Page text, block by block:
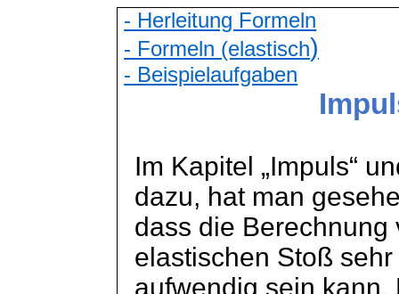
- Herleitung Formeln
- Formeln (elastisch)
- Beispielaufgaben
Im Kapitel „Impuls“
dazu, hat man
dass die
elastischen Stoß sehr
aufwendig sein